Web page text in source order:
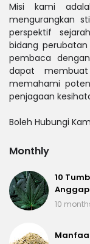
Misi kami
mengurangkan
perspektif
bidang
pembaca
dapat
memahami
penjagaan
Boleh Hubungi
Monthly
10
10